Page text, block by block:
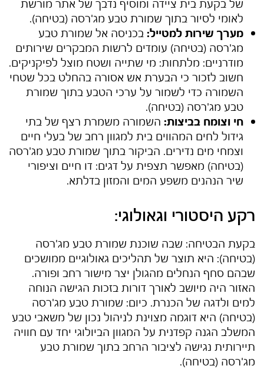
של בקעת בית ציידה ומוסיף נדבך של אתר מורשת
לאומי לסיור בתוך שמורת טבע מג'רסה (בטיחה).
מערך שירות למטייל: בכניסה אל שמורת טבע
מג'רסה (בטיחה) עומדים לרשות המבקרים שירותים
מודרניים: מלתחות: מי שתייה ושטח מוצל לפיקניקים.
חשוב לזכור כי הבערת אש אסורה בהחלט בכל שטחי
השמורה כדי לשמור על ערכי הטבע בתוך שמורת
טבע מג'רסה (בטיחה).
חי וצומח בביצות: השמורה משמרת רצף של בתי
גידול לחים המהווים בית למגוון רחב של בעלי חיים
וצמחי מים נדירים. הביקור בתוך שמורת טבע מג'רסה
(בטיחה) מאפשר תצפית על דגים: דו חיים וציפורי
שיר הנהנים משפע המים והמזון בדלתא.
רקע היסטורי וגאולוגי:
בקעת הבטיחה: שבה שוכנת שמורת טבע מג'רסה
(בטיחה): היא תוצר של תהליכים גאולוגיים ממושכים
שבהם סחף הנחלים מהגולן יצר מישור רחב ופורה.
האזור היה מיושב לאורך דורות בזכות הגישה הנוחה
למים ולדגה של הכנרת. כיום: שמורת טבע מג'רסה
(בטיחה) היא דוגמה מצוינת לניהול נכון של משאבי טבע
המשלב הגנה קפדנית על המגוון הביולוגי יחד עם חוויה
תיירותית נגישה לציבור הרחב בתוך שמורת טבע
מג'רסה (בטיחה).